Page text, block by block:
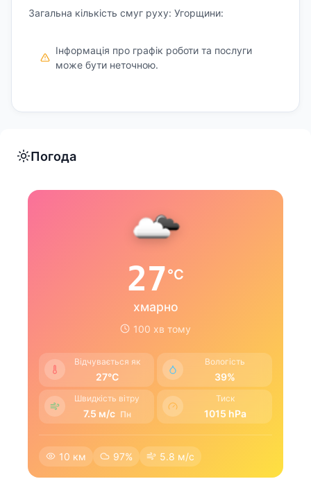
Загальна кількість смуг руху: Угорщини:
Інформація про графік роботи та послуги
може бути неточною.
Погода
27°C
хмарно
100 хв тому
Відчувається як
27°C
Вологість
39%
Швидкість вітру
7.5 м/с Пн
Тиск
1015 hPa
10 км 97% 5.8 м/с